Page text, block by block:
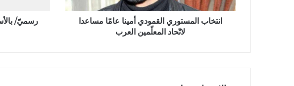
انتخاب المستوري القمودي أمينا عامّا مساعدا
لاتّحاد المعلّمين العرب
رسميّ/